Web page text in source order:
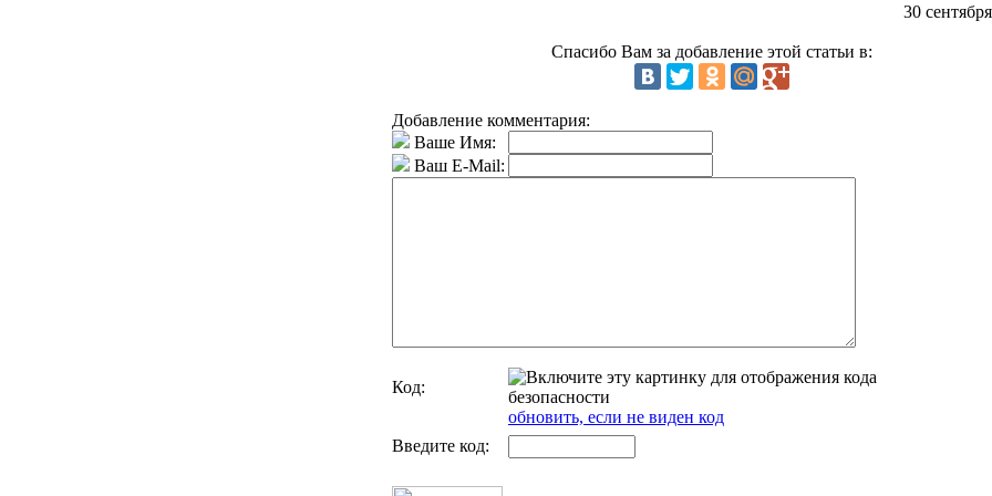
30
Спасибо Вам за добавление этой статьи в:
Добавление комментария:
Ваше Имя:
Ваш E-Mail:
Код:
обновить, если не виден код
Введите код: